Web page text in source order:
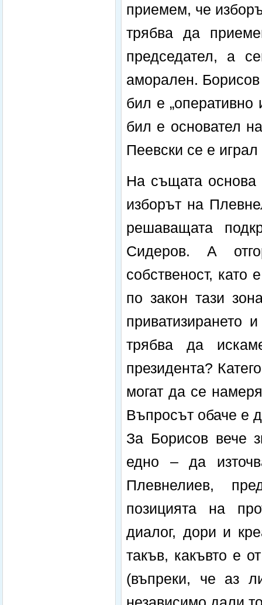
приемем, че
трябва да
председател, а
аморален.
бил е „оперативно
бил е основател
Пеевски се е
На същата основа
изборът на
решаващата
Сидеров. А
собственост, като
по закон тази
приватизирането
трябва да
президента?
могат да се
Въпросът обаче е
За Борисов вече
едно – да
Плевнелиев,
позицията на
диалог, дори и
такъв, какъвто е
(въпреки, че аз